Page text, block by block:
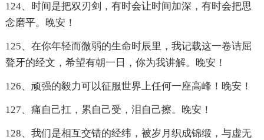
124、时间是把双刃剑，有时会让时间加深，有时会把思
念磨平。晚安！
125、在你年轻而微弱的生命时辰里，我记载这一卷诘屈
聱牙的经文，希望有朝一日，你为我讲解。晚安！
126、顽强的毅力可以征服世界上任何一座高峰！晚安！
127、痛自己扛，累自己受，泪自己擦。晚安！
128、我们是相互交错的经纬，被岁月织成锦缎，与虚无